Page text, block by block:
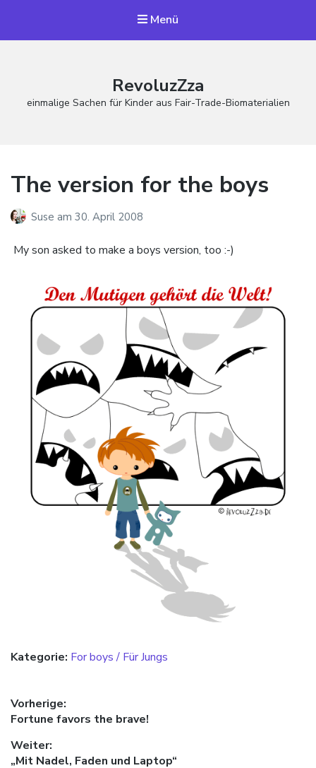
Menü
RevoluzZza
einmalige Sachen für Kinder aus Fair-Trade-Biomaterialien
The version for the boys
Suse am 30. April 2008
My son asked to make a boys version, too :-)
Kategorie: For boys / Für Jungs
Beitragsnavigation
Vorherige:
Vorheriger Beitrag:
Fortune favors the brave!
Weiter:
Nächster Beitrag:
„Mit Nadel, Faden und Laptop“